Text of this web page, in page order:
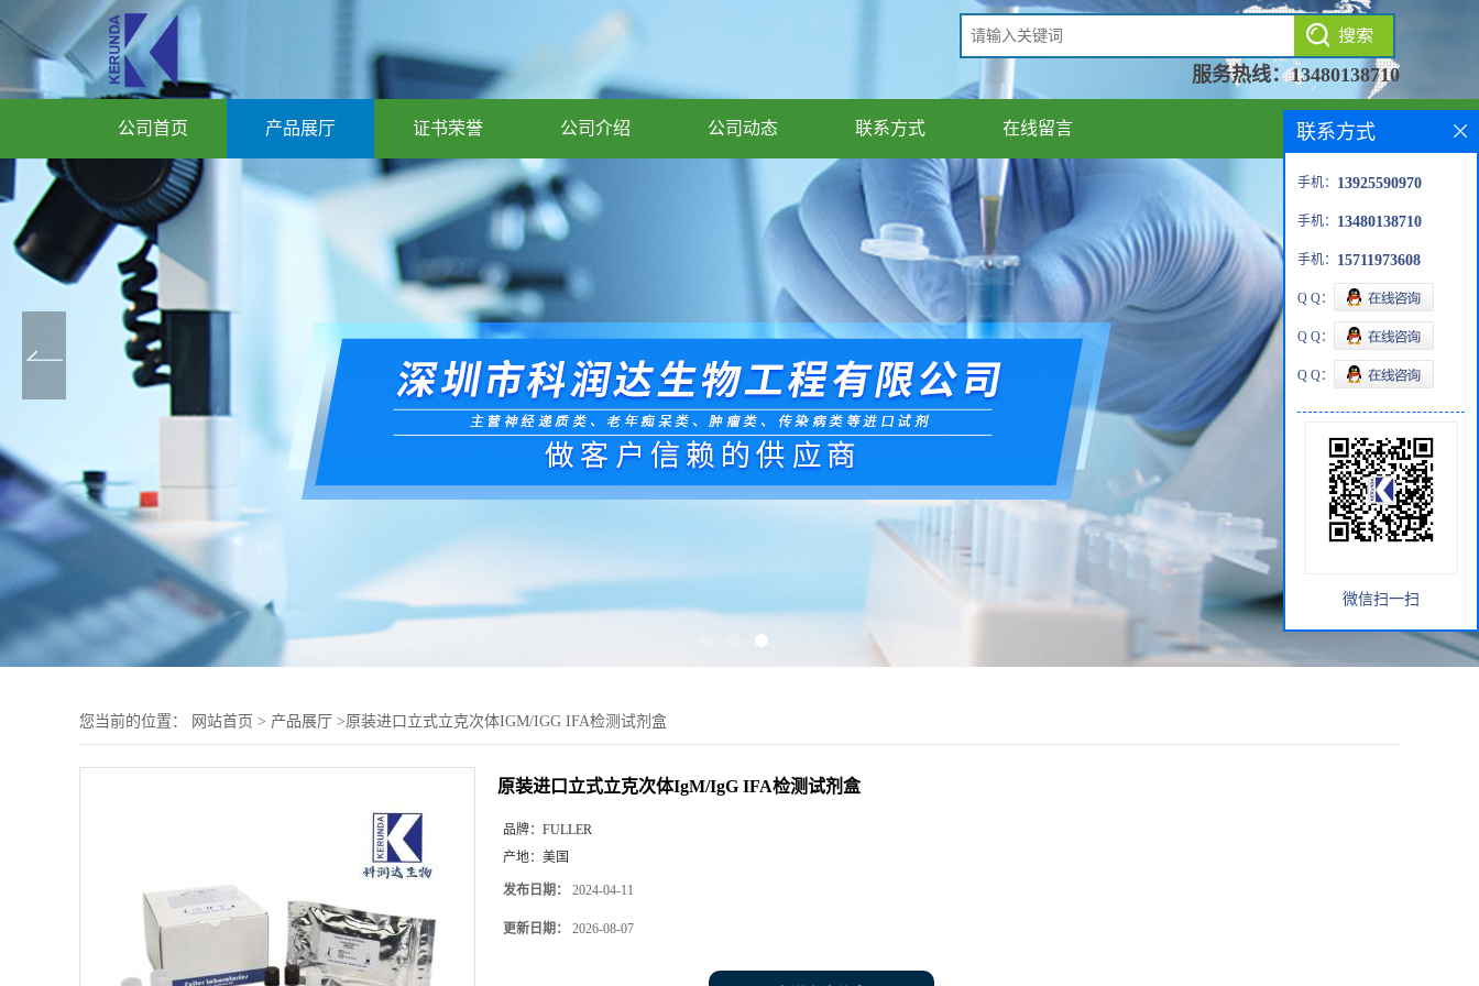
服务热线：13480138710
公司首页 产品展厅 证书荣誉 公司介绍 公司动态 联系方式 在线留言
您当前的位置： 网站首页 > 产品展厅 >原装进口立式立克次体IGM/IGG IFA检测试剂盒
原装进口立式立克次体IgM/IgG IFA检测试剂盒
品牌： FULLER
产地： 美国
发布日期： 2024-04-11
更新日期： 2026-08-07
联系方式
手机： 13925590970
手机： 13480138710
手机： 15711973608
Q Q：
Q Q：
Q Q：
微信扫一扫